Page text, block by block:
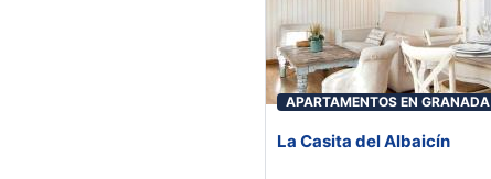
APARTAMENTOS EN GRANADA
La Casita del Albaicín